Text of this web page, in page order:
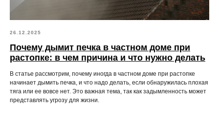
26.12.2025
Почему дымит печка в частном доме при
растопке: в чем причина и что нужно делать
В статье рассмотрим, почему иногда в частном доме при растопке
начинает дымить печка, и что надо делать, если обнаружилась плохая
тяга или ее вовсе нет. Это важная тема, так как задымленность может
представлять угрозу для жизни.